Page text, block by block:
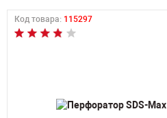
Код товара: 115297